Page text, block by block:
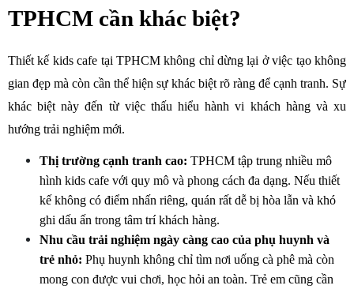
TPHCM cần khác biệt?
Thiết kế kids cafe tại TPHCM không chỉ dừng lại ở việc tạo không
gian đẹp mà còn cần thể hiện sự khác biệt rõ ràng để cạnh tranh. Sự
khác biệt này đến từ việc thấu hiểu hành vi khách hàng và xu
hướng trải nghiệm mới.
Thị trường cạnh tranh cao: TPHCM tập trung nhiều mô
hình kids cafe với quy mô và phong cách đa dạng. Nếu thiết
kế không có điểm nhấn riêng, quán rất dễ bị hòa lẫn và khó
ghi dấu ấn trong tâm trí khách hàng.
Nhu cầu trải nghiệm ngày càng cao của phụ huynh và
trẻ nhỏ: Phụ huynh không chỉ tìm nơi uống cà phê mà còn
mong con được vui chơi, học hỏi an toàn. Trẻ em cũng cần